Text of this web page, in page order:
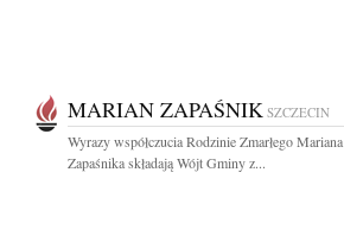
MARIAN ZAPAŚNIK SZCZECIN
Wyrazy współczucia Rodzinie Zmarłego Mariana
Zapaśnika składają Wójt Gminy z...